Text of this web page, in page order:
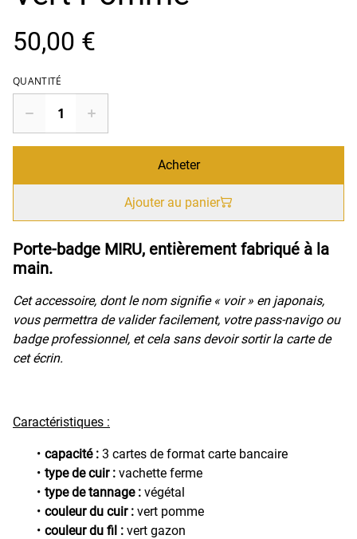
50,00 €
QUANTITÉ
Acheter
Ajouter au panier
Porte-badge MIRU, entièrement fabriqué à la
main.
Cet accessoire, dont le nom signifie « voir » en japonais,
vous permettra de valider facilement, votre pass-navigo ou
badge professionnel, et cela sans devoir sortir la carte de
cet écrin.
Caractéristiques :
capacité : 3 cartes de format carte bancaire
type de cuir : vachette ferme
type de tannage : végétal
couleur du cuir : vert pomme
couleur du fil : vert gazon